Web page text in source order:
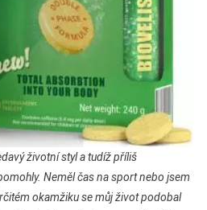
životní styl a tudíž příliš
Neměl čas na sport nebo jsem
okamžiku se můj život podobal